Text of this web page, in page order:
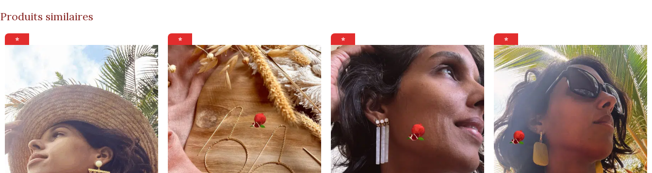
Produits similaires
⭐ ⭐ ⭐ ⭐